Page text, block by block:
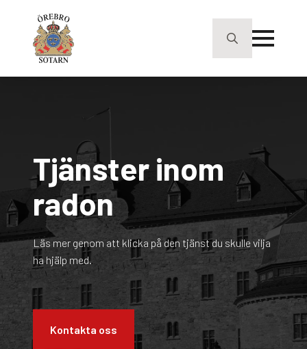
Tjänster inom
radon
Läs mer genom att klicka på den tjänst du skulle vilja
ha hjälp med.
Kontakta oss